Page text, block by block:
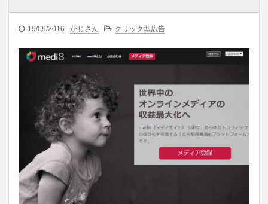
19/09/2016 かじさん クリック型広告